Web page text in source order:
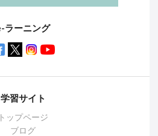
ラーニング
学習サイト
トップページ
ブログ